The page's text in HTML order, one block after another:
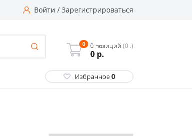
Войти / Зарегистрироваться
0 0 позиций (0 .)
0 р.
Избранное0